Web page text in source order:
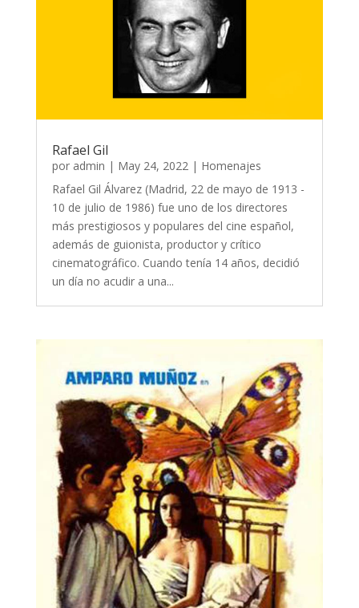
Rafael Gil
por admin | May 24, 2022 | Homenajes
Rafael Gil Álvarez (Madrid, 22 de mayo de 1913 -
10 de julio de 1986) fue uno de los directores
más prestigiosos y populares del cine español,
además de guionista, productor y crítico
cinematográfico. Cuando tenía 14 años, decidió
un día no acudir a una...